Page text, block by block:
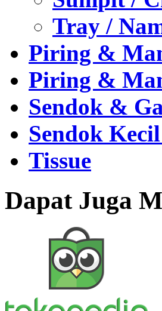
Tray /
Piring &
Piring &
Sendok &
Sendok
Tissue
Dapat Juga